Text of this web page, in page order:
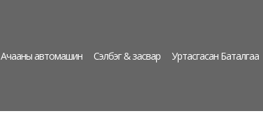
Ачааны автомашин Сэлбэг & засвар Уртасгасан Баталгаа